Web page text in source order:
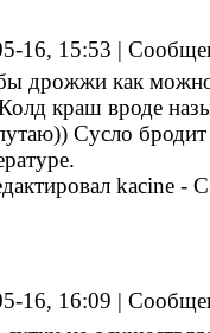
16, 15:53 |
дрожжи как
краш вроде
Сусло
kacine -
16, 16:09 |